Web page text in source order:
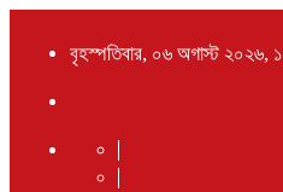
বৃহস্পতিবার, ০৬ অগাস্ট ২০২৬,